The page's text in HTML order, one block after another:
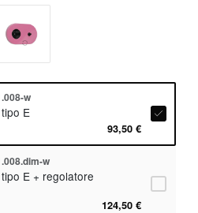
w
E
93,50 €
w
E + regolatore
124,50 €